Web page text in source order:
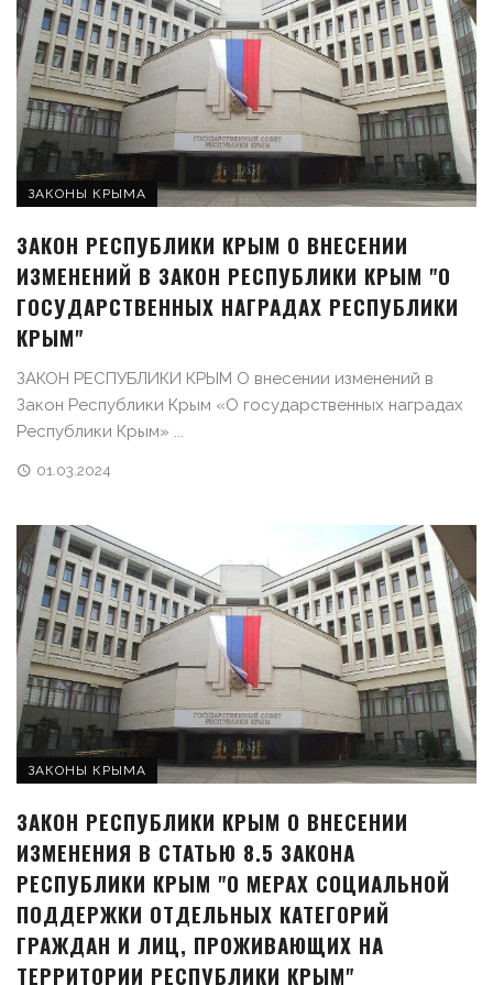
ЗАКОНЫ КРЫМА
ЗАКОН РЕСПУБЛИКИ КРЫМ О ВНЕСЕНИИ
ИЗМЕНЕНИЙ В ЗАКОН РЕСПУБЛИКИ КРЫМ "О
ГОСУДАРСТВЕННЫХ НАГРАДАХ РЕСПУБЛИКИ
КРЫМ"
ЗАКОН РЕСПУБЛИКИ КРЫМ О внесении изменений в
Закон Республики Крым «О государственных наградах
Республики Крым» ...
01.03.2024
ЗАКОНЫ КРЫМА
ЗАКОН РЕСПУБЛИКИ КРЫМ О ВНЕСЕНИИ
ИЗМЕНЕНИЯ В СТАТЬЮ 8.5 ЗАКОНА
РЕСПУБЛИКИ КРЫМ "О МЕРАХ СОЦИАЛЬНОЙ
ПОДДЕРЖКИ ОТДЕЛЬНЫХ КАТЕГОРИЙ
ГРАЖДАН И ЛИЦ, ПРОЖИВАЮЩИХ НА
ТЕРРИТОРИИ РЕСПУБЛИКИ КРЫМ"